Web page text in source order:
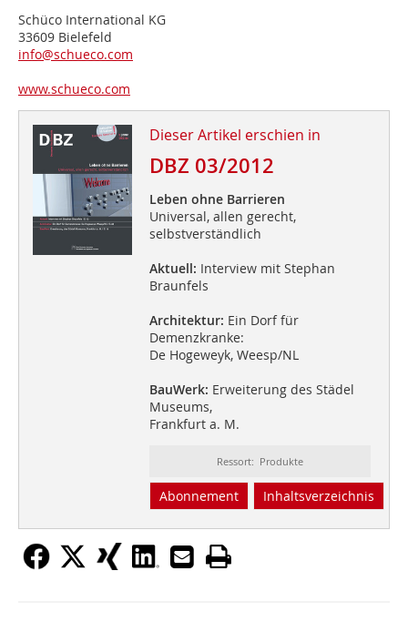
Schüco International KG
33609 Bielefeld
info@schueco.com
www.schueco.com
Dieser Artikel erschien in
DBZ 03/2012
Leben ohne Barrieren
Universal, allen gerecht,
selbstverständlich
Aktuell: Interview mit Stephan
Braunfels
Architektur: Ein Dorf für
Demenzkranke:
De Hogeweyk, Weesp/NL
BauWerk: Erweiterung des Städel
Museums,
Frankfurt a. M.
Ressort: Produkte
Abonnement Inhaltsverzeichnis